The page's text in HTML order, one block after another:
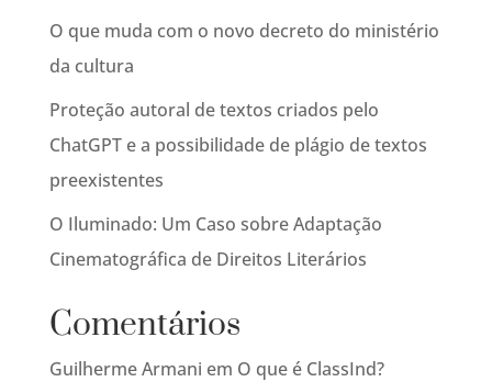
O que muda com o novo decreto do ministério
da cultura
Proteção autoral de textos criados pelo
ChatGPT e a possibilidade de plágio de textos
preexistentes
O Iluminado: Um Caso sobre Adaptação
Cinematográfica de Direitos Literários
Comentários
Guilherme Armani em O que é ClassInd?